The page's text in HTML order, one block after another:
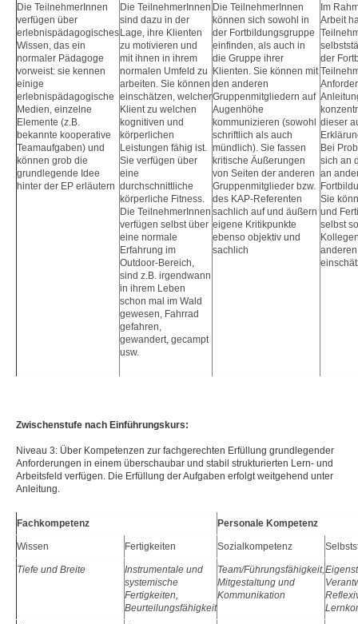
▼
▼
Die TeilnehmerInnen
verfügen über
erlebnispädagogisches
Wissen, das ein
normaler Pädagoge
vorweist: sie kennen
einige
erlebnispädagogische
Medien, einzelne
Elemente (z.B.
bekannte kooperative
Teamaufgaben) und
können grob die
grundlegende Idee
hinter der EP erläutern
Die TeilnehmerInnen
sind dazu in der
Lage, ihre Klienten
zu motivieren und
mit ihnen in ihrem
normalen Umfeld zu
arbeiten. Sie können
einschätzen, welcher
Klient zu welchen
kognitiven und
körperlichen
Leistungen fähig ist.
Sie verfügen über
eine
durchschnittliche
körperliche Fitness.
Die TeilnehmerInnen
verfügen selbst über
eine normale
Erfahrung im
Outdoor-Bereich,
sind z.B. irgendwann
in ihrem Leben
schon mal im Wald
gewesen, Fahrrad
gefahren,
gewandert, gecampt
usw.
Die TeilnehmerInnen
können sich sowohl in
der Fortbildungsgruppe
einfinden, als auch in
die Gruppe ihrer
Klienten. Sie können mit
den anderen
Gruppenmitgliedern auf
Augenhöhe
kommunizieren (sowohl
schriftlich als auch
mündlich). Sie fassen
kritische Äußerungen
von Seiten der anderen
Gruppenmitglieder bzw.
des KAP-Referenten
sachlich auf und äußern
eigene Kritikpunkte
ebenso objektiv und
sachlich
Im
Arbeit
der
dieser
Bei
sich an
an
Sie
und
selbst
Zwischenstufe nach Einführungskurs:
Niveau 3: Über Kompetenzen zur fachgerechten Erfüllung grundlegender
Anforderungen in einem überschaubar und stabil strukturierten Lern- und
Arbeitsfeld verfügen. Die Erfüllung der Aufgaben erfolgt weitgehend unter
Anleitung.
Fachkompetenz Personale Kompetenz
Wissen Fertigkeiten Sozialkompetenz
Tiefe und Breite
Instrumentale und
systemische
Fertigkeiten,
Beurteilungsfähigkeit
Team/Führungsfähigkeit,
Mitgestaltung und
Kommunikation